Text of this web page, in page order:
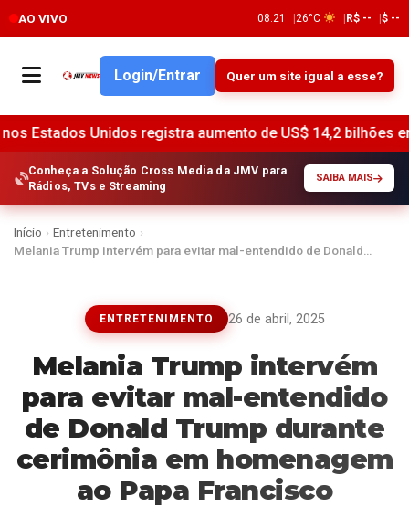
AO VIVO 08:21 26°C R$ -- $ --
Login/Entrar Quer um site igual a esse?
registra aumento de US$ 14,2 bilhões em junho,
Conheça a Solução Cross Media da JMV para
Rádios, TVs e Streaming
SAIBA MAIS
Início › Entretenimento ›
Melania Trump intervém para evitar mal-entendido de Donald…
ENTRETENIMENTO 26 de abril, 2025
Melania Trump intervém
para evitar mal-entendido
de Donald Trump durante
cerimônia em homenagem
ao Papa Francisco